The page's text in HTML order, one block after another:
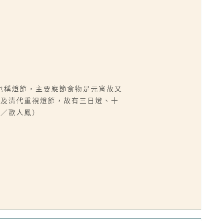
燈節，主要應節食物是元宵故又
清代重視燈節，故有三日燈、十
歐人鳳）